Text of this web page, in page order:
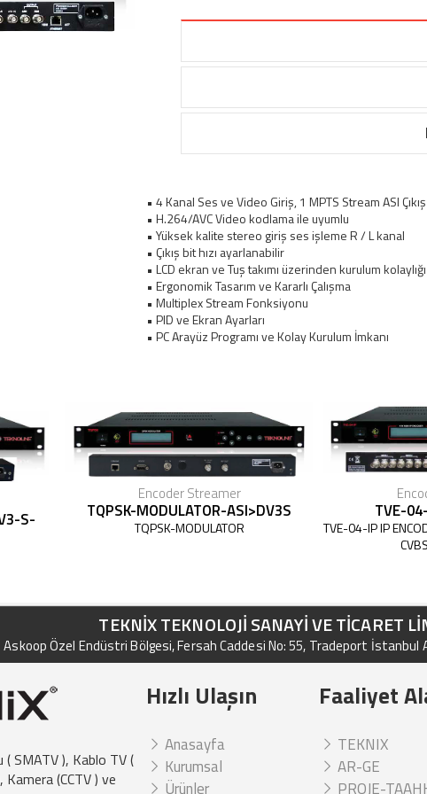
• 4 Kanal Ses ve Video Giriş, 1 MPTS Stream ASI Çıkış
• H.264/AVC Video kodlama ile uyumlu
• Yüksek kalite stereo giriş ses işleme R / L kanal
• Çıkış bit hızı ayarlanabilir
• LCD ekran ve Tuş takımı üzerinden kurulum kolaylığı
• Ergonomik Tasarım ve Kararlı Çalışma
• Multiplex Stream Fonksiyonu
• PID ve Ekran Ayarları
• PC Arayüz Programı ve Kolay Kurulum İmkanı
S-
Encoder Streamer
TQPSK-MODULATOR-ASI>DV3S
TQPSK-MODULATOR
TVE-
TVE-04-IP IP
TEKNİX TEKNOLOJİ SANAYİ VE TİCARET
Askoop Özel Endüstri Bölgesi, Fersah Caddesi No: 55, Tradeport İstanbul
( SMATV ), Kablo TV (
(CCTV ) ve
Hızlı Ulaşın
Anasayfa
Kurumsal
Ürünler
Faaliyet
TEKNIX
AR-GE
PROJE-